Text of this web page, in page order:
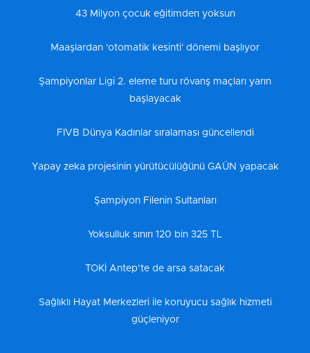
43 Milyon çocuk eğitimden yoksun
Maaşlardan 'otomatik kesinti' dönemi başlıyor
Şampiyonlar Ligi 2. eleme turu rövanş maçları yarın
başlayacak
FIVB Dünya Kadınlar sıralaması güncellendi
Yapay zeka projesinin yürütücülüğünü GAÜN yapacak
Şampiyon Filenin Sultanları
Yoksulluk sınırı 120 bin 325 TL
TOKİ Antep’te de arsa satacak
Sağlıklı Hayat Merkezleri ile koruyucu sağlık hizmeti
güçleniyor